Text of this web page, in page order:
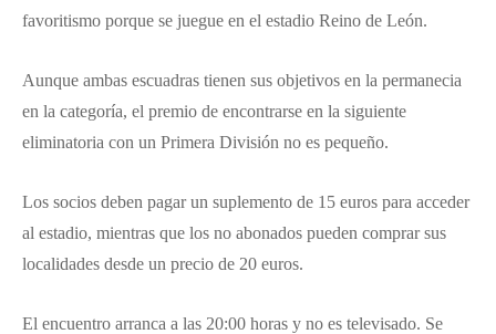
favoritismo porque se juegue en el estadio Reino de León.
Aunque ambas escuadras tienen sus objetivos en la permanecia
en la categoría, el premio de encontrarse en la siguiente
eliminatoria con un Primera División no es pequeño.
Los socios deben pagar un suplemento de 15 euros para acceder
al estadio, mientras que los no abonados pueden comprar sus
localidades desde un precio de 20 euros.
El encuentro arranca a las 20:00 horas y no es televisado. Se